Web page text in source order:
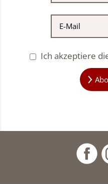
Ich akzeptiere